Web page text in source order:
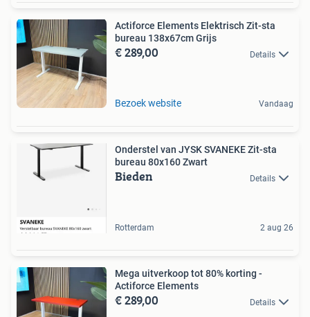
Actiforce Elements Elektrisch Zit-sta
bureau 138x67cm Grijs
€ 289,00 Details
Bezoek website Vandaag
Onderstel van JYSK SVANEKE Zit-sta
bureau 80x160 Zwart
Bieden Details
Rotterdam 2 aug 26
Mega uitverkoop tot 80% korting -
Actiforce Elements
€ 289,00 Details